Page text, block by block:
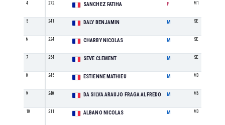
4 272 SANCHEZ FATIHA F M1
5 241 DALY BENJAMIN M SE
6 224 CHARBY NICOLAS M SE
7 254 SEVE CLEMENT M SE
8 245 ESTIENNE MATHIEU M M0
9 240 DA SILVA ARAUJO FRAGA ALFREDO M M6
10 211 ALBANO NICOLAS M M0